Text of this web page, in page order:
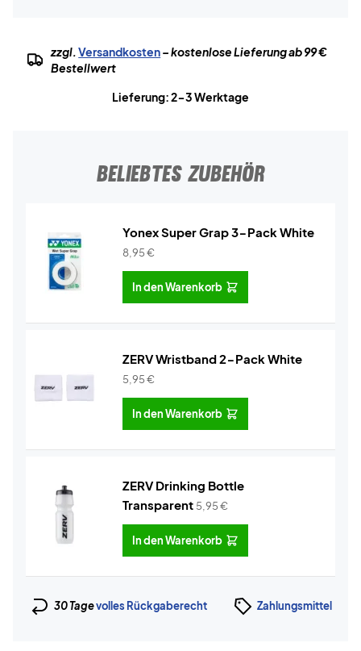
zzgl.Versandkosten– kostenlose Lieferung ab 99 €
Bestellwert
Lieferung: 2-3 Werktage
BELIEBTES ZUBEHÖR
Yonex Super Grap 3-Pack White
8,95€
In den Warenkorb
ZERV Wristband 2-Pack White
5,95€
In den Warenkorb
ZERV Drinking Bottle
Transparent 5,95€
In den Warenkorb
30 Tagevolles Rückgaberecht Zahlungsmittel